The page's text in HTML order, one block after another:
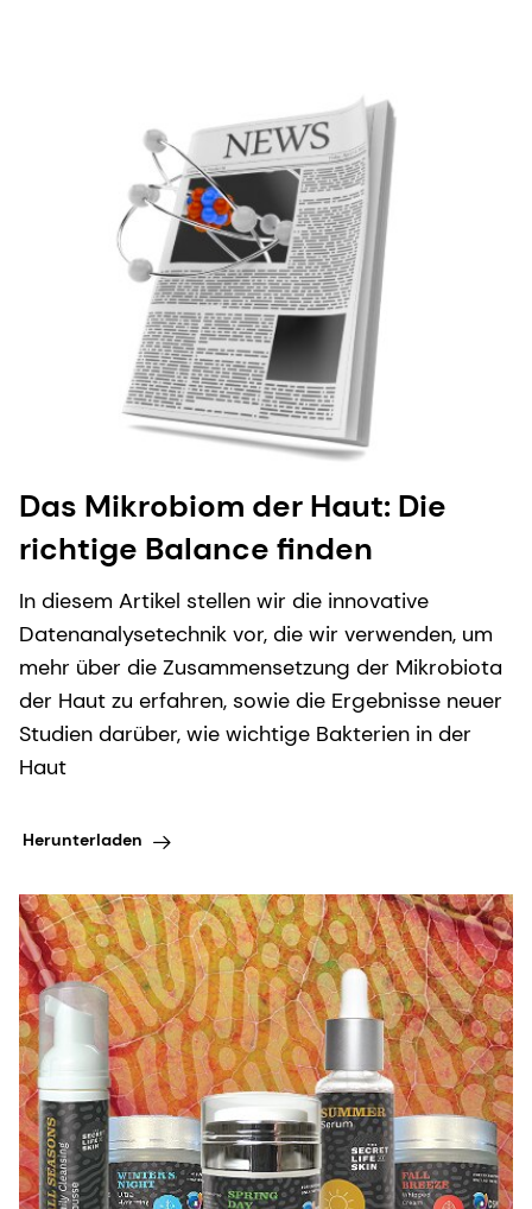
Das Mikrobiom der Haut: Die
richtige Balance finden
In diesem Artikel stellen wir die innovative
Datenanalysetechnik vor, die wir verwenden, um
mehr über die Zusammensetzung der Mikrobiota
der Haut zu erfahren, sowie die Ergebnisse neuer
Studien darüber, wie wichtige Bakterien in der
Haut
Herunterladen